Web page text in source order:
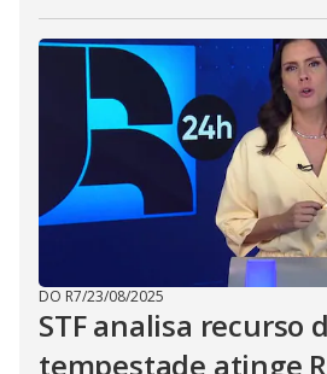
DO R7/23/08/2025
STF analisa recurso
tempestade atinge